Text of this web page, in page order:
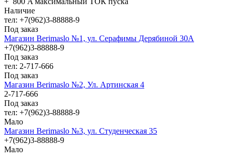
Наличие
тел: +7(962)3-88888-9
Под заказ
Магазин Berimaslo №1, ул. Серафимы Дерябиной 30А
+7(962)3-88888-9
Под заказ
тел: 2-717-666
Под заказ
Магазин Berimaslo №2, Ул. Артинская 4
2-717-666
Под заказ
тел: +7(962)3-88888-9
Мало
Магазин Berimaslo №3, ул. Студенческая 35
+7(962)3-88888-9
Мало